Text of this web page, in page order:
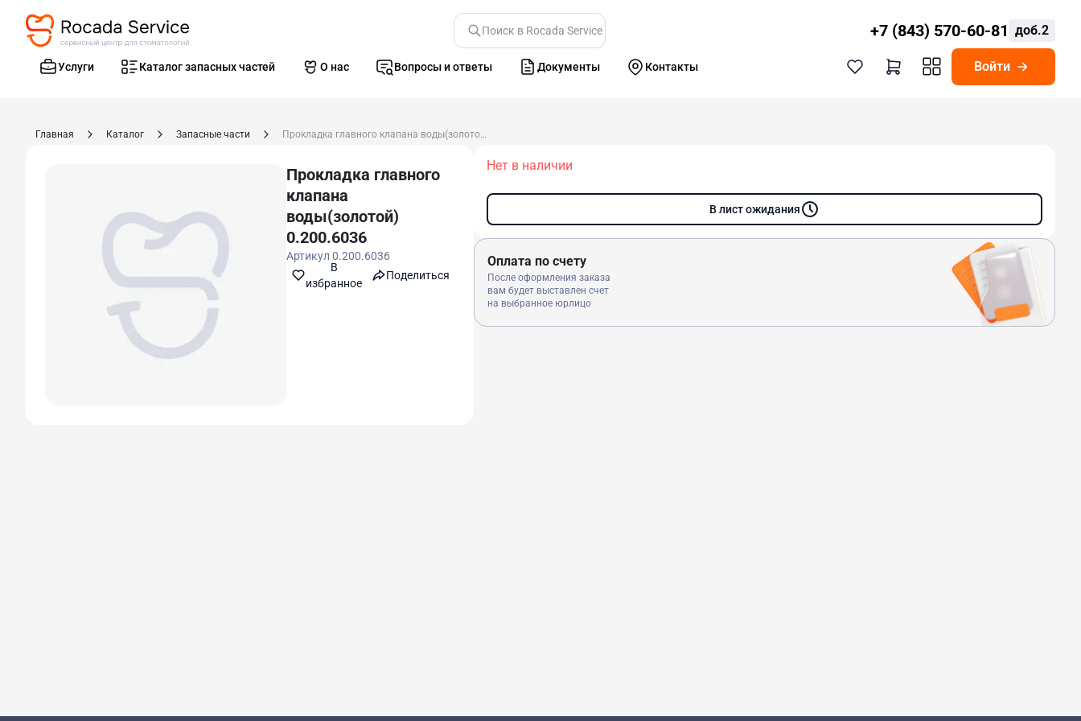
Поиск в Rocada Service +7 (843) 570-60-81 доб.2
Услуги Каталог запасных частей О нас Вопросы и ответы Документы Контакты Войти
Главная Каталог Запасные части Прокладка главного клапана воды(золотой) 0.200.6036
Прокладка главного
клапана
воды(золотой)
0.200.6036
Артикул 0.200.6036
В
избранноe
Поделиться
Нет в наличии
В лист ожидания
Оплата по счету
После оформления заказа
вам будет выставлен счет
на выбранное юрлицо